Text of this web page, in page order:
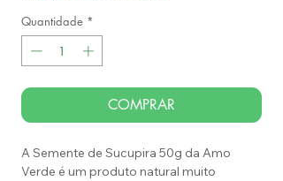
Quantidade *
COMPRAR
A Semente de Sucupira 50g da Amo
Verde é um produto natural muito